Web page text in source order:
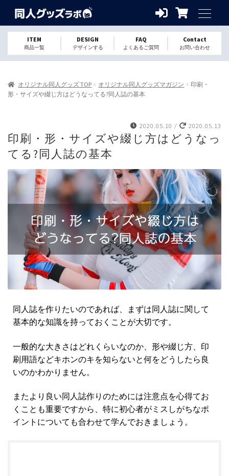
ITEM
商品一覧
DESIGN
デザインする
FAQ
よくあるご質問
Contact
お問い合わせ
オリジナル同人グッズ TOP オリジナル同人グッズマガジン
印刷・
形・サイズや綴じ方はどうなってる?同人誌の基本
2020.05.10 / 2020.05.13
印刷・形・サイズや綴じ方はどうなっ
てる?同人誌の基本
同人誌を作りたいのであれば、まずは同人誌に関して
基本的な知識を持っておくことが大切です。
一般的な大きさはどれくらいなのか、形や綴じ方、印
刷用語などキホンのキを知らないと何をどうしたら良
いのかわかりません。
またより良い同人誌作りのためには注意点を心得てお
くことも重要ですから、特に初心者がミスしがちなポ
イントについても合わせて学んでおきましょう。